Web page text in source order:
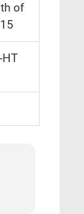
of
HT